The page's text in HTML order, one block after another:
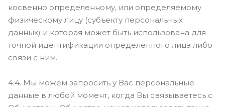
косвенно определенному, или определяемому
физическому лицу (субъекту персональных
данных) и которая может быть использована для
точной идентификации определенного лица либо
связи с ним.
4.4. Мы можем запросить у Вас персональные
данные в любой момент, когда Вы связываетесь с